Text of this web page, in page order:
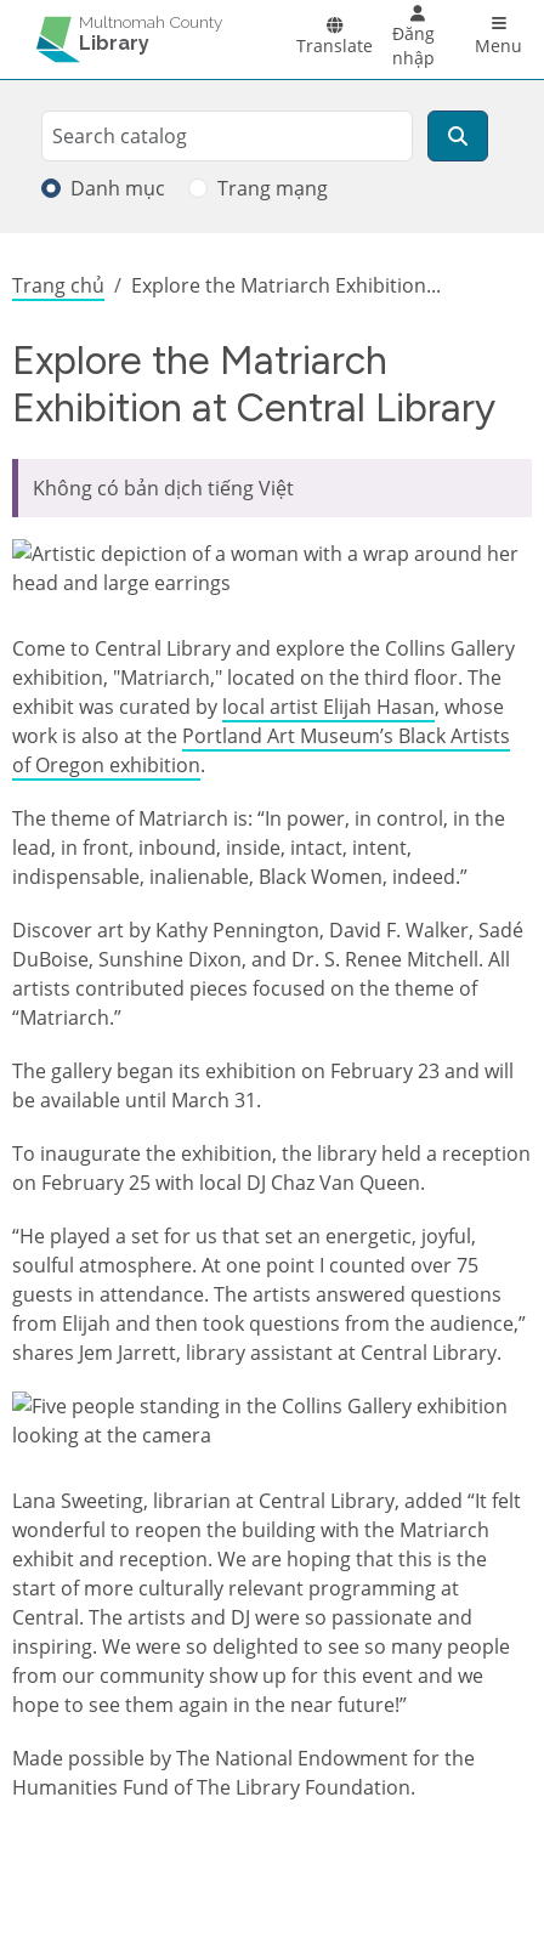
Skip to main content
Multnomah County
Library Translate
Đăng
nhập
Menu
Search
Tìm kiếm
Danh mục Trang mạng
Breadcrumb
Trang chủ Explore the Matriarch Exhibition...
Explore the Matriarch
Exhibition at Central Library
Không có bản dịch tiếng Việt
Ảnh
Come to Central Library and explore the Collins Gallery
exhibition, "Matriarch," located on the third floor. The
exhibit was curated by local artist Elijah Hasan, whose
work is also at the Portland Art Museum’s Black Artists
of Oregon exhibition.
The theme of Matriarch is: “In power, in control, in the
lead, in front, inbound, inside, intact, intent,
indispensable, inalienable, Black Women, indeed.”
Discover art by Kathy Pennington, David F. Walker, Sadé
DuBoise, Sunshine Dixon, and Dr. S. Renee Mitchell. All
artists contributed pieces focused on the theme of
“Matriarch.”
The gallery began its exhibition on February 23 and will
be available until March 31.
To inaugurate the exhibition, the library held a reception
on February 25 with local DJ Chaz Van Queen.
“He played a set for us that set an energetic, joyful,
soulful atmosphere. At one point I counted over 75
guests in attendance. The artists answered questions
from Elijah and then took questions from the audience,”
shares Jem Jarrett, library assistant at Central Library.
Ảnh
Lana Sweeting, librarian at Central Library, added “It felt
wonderful to reopen the building with the Matriarch
exhibit and reception. We are hoping that this is the
start of more culturally relevant programming at
Central. The artists and DJ were so passionate and
inspiring. We were so delighted to see so many people
from our community show up for this event and we
hope to see them again in the near future!”
Made possible by The National Endowment for the
Humanities Fund of The Library Foundation.